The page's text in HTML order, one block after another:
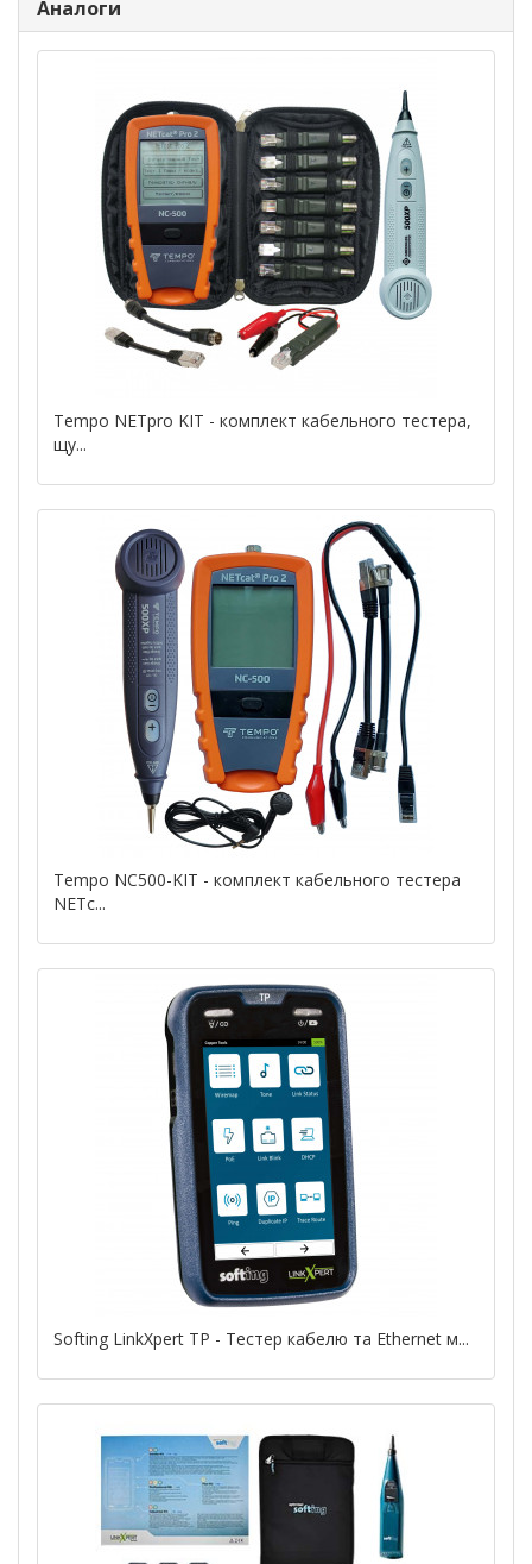
Аналоги
Tempo NETpro KIT - комплект кабельного тестера,
щу...
Tempo NC500-KIT - комплект кабельного тестера
NETc...
Softing LinkXpert TP - Тестер кабелю та Ethernet м...